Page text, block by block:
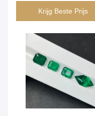
Krijg Beste Prijs